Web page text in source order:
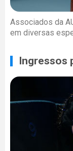
Associados da
em diversas
Ingressos